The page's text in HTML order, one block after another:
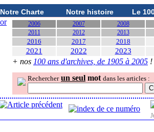
Notre Charte Notre histoire Le
2006 2007
2008
2011
2012 2013
2016 2017 2018
2021 2022 2023
+ nos 100 ans d'archives, de 1905 à 2005 !
Rechercher un seul mot dans les articles :